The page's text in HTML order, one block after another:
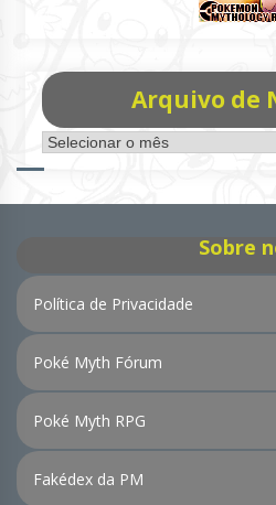
Arquivo de
Arquivo
de
Sobre
Política de Privacidade
Poké Myth Fórum
Poké Myth RPG
Fakédex da PM